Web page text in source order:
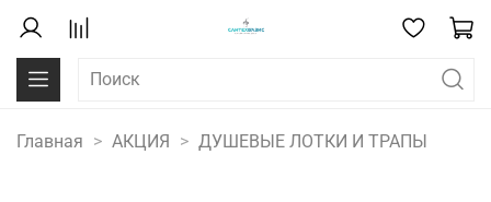
Главная АКЦИЯ ДУШЕВЫЕ ЛОТКИ И ТРАПЫ